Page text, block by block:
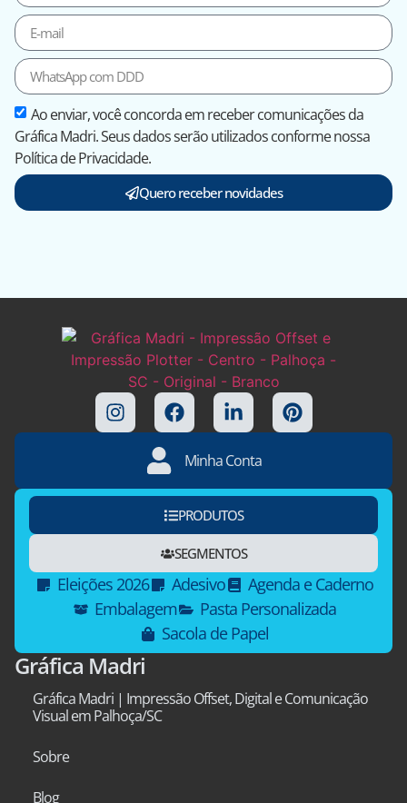
Ao enviar, você concorda em receber comunicações da
Gráfica Madri. Seus dados serão utilizados conforme nossa
Política de Privacidade.
Quero receber novidades
Minha Conta
PRODUTOS
SEGMENTOS
Eleições 2026 Adesivo
Agenda e Caderno
Embalagem
Pasta Personalizada
Sacola de Papel
Gráfica Madri
Gráfica Madri | Impressão Offset, Digital e Comunicação
Visual em Palhoça/SC
Sobre
Blog